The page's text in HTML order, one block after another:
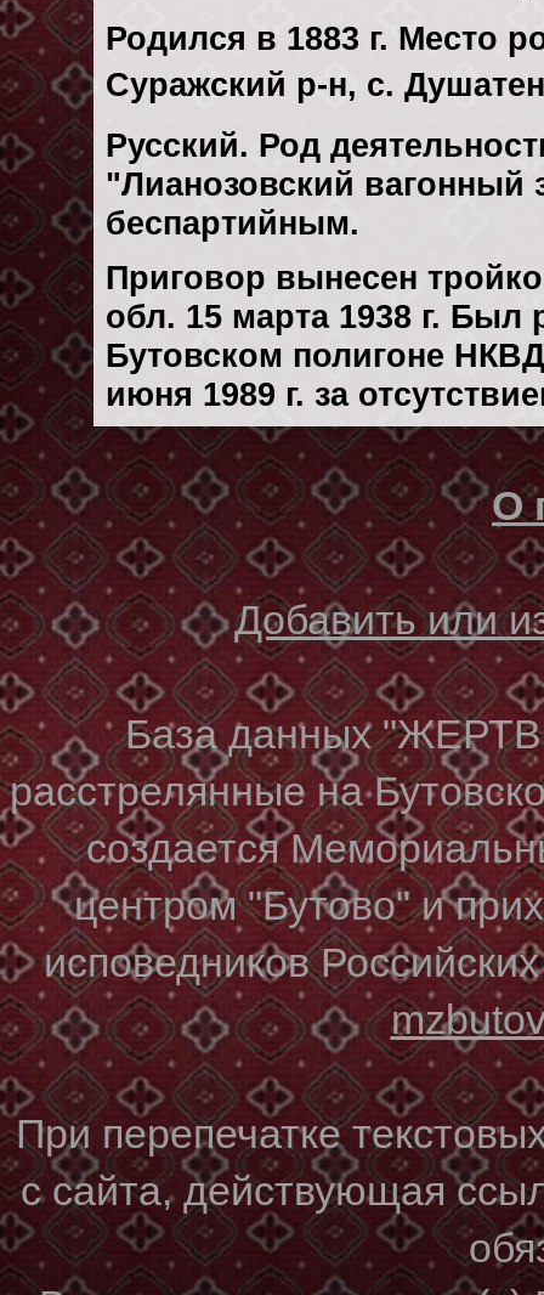
Родился в 1883 г. Место
Суражский р-н, с.
Русский. Род
"Лианозовский
беспартийным.
Приговор вынесен
обл. 15 марта 1938 г. Был
Бутовском полигоне
июня 1989 г. за
О
Добавить или
База данных
расстрелянные на
создается
центром "Бутово" и
исповедников
При перепечатке
с сайта, действующая